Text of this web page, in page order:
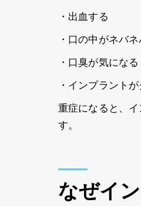
・出血する
・口の中がネバ
・口臭が気になる
・インプラント
重症になると、
す。
なぜイ